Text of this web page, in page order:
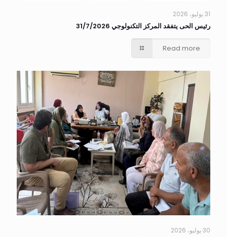
31 يوليو، 2026
رئيس الحى يتفقد المركز التكنولوجي 31/7/2026
Read more
30 يوليو، 2026